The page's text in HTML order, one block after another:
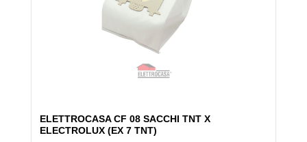
ELETTROCASA CF 08 SACCHI TNT X
ELECTROLUX (EX 7 TNT)